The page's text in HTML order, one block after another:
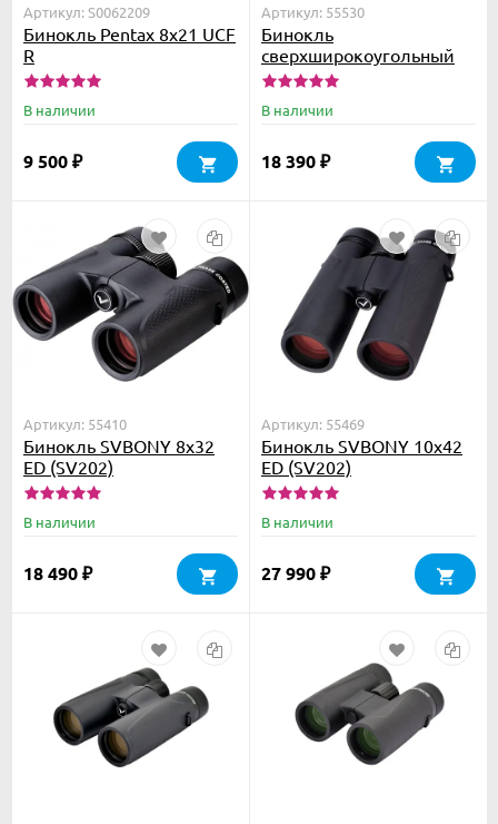
Артикул: S0062209
Бинокль Pentax 8x21 UCF
R
В наличии
9 500 ₽
Артикул: 55530
Бинокль
сверхширокоугольный
SVBONY 2.1x42
В наличии
18 390 ₽
Артикул: 55410
Бинокль SVBONY 8x32
ED (SV202)
В наличии
18 490 ₽
Артикул: 55469
Бинокль SVBONY 10x42
ED (SV202)
В наличии
27 990 ₽